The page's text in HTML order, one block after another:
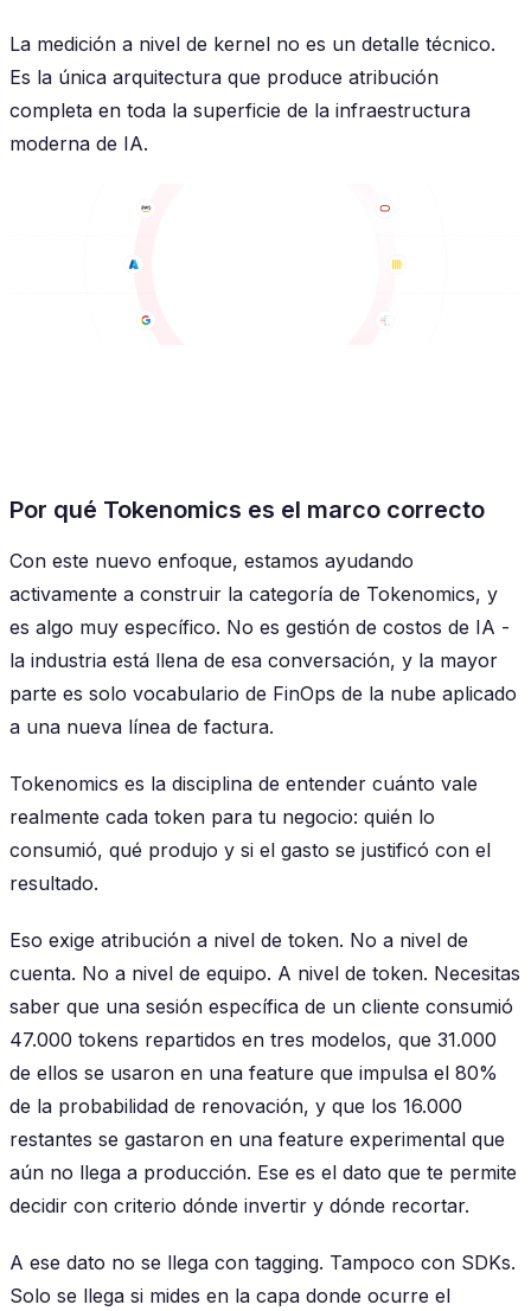
La medición a nivel de kernel no es un detalle técnico.
Es la única arquitectura que produce atribución
completa en toda la superficie de la infraestructura
moderna de IA.
Por qué Tokenomics es el marco correcto
Con este nuevo enfoque, estamos ayudando
activamente a construir la categoría de Tokenomics, y
es algo muy específico. No es gestión de costos de IA -
la industria está llena de esa conversación, y la mayor
parte es solo vocabulario de FinOps de la nube aplicado
a una nueva línea de factura.
Tokenomics es la disciplina de entender cuánto vale
realmente cada token para tu negocio: quién lo
consumió, qué produjo y si el gasto se justificó con el
resultado.
Eso exige atribución a nivel de token. No a nivel de
cuenta. No a nivel de equipo. A nivel de token. Necesitas
saber que una sesión específica de un cliente consumió
47.000 tokens repartidos en tres modelos, que 31.000
de ellos se usaron en una feature que impulsa el 80%
de la probabilidad de renovación, y que los 16.000
restantes se gastaron en una feature experimental que
aún no llega a producción. Ese es el dato que te permite
decidir con criterio dónde invertir y dónde recortar.
A ese dato no se llega con tagging. Tampoco con SDKs.
Solo se llega si mides en la capa donde ocurre el